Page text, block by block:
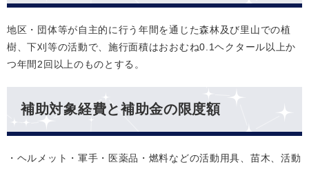
地区・団体等が自主的に行う年間を通じた森林及び里山での植
樹、下刈等の活動で、施行面積はおおむね0.1ヘクタール以上か
つ年間2回以上のものとする。
補助対象経費と補助金の限度額
・ヘルメット・軍手・医薬品・燃料などの活動用具、苗木、活動